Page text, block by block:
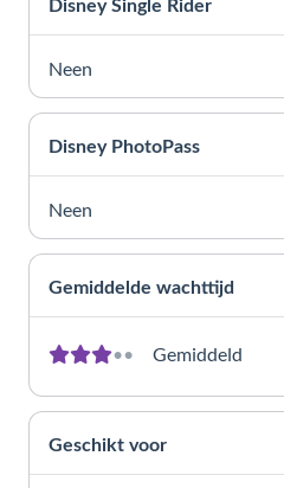
Disney Single Rider
Neen
Disney PhotoPass
Neen
Gemiddelde wachttijd
•• Gemiddeld
Geschikt voor